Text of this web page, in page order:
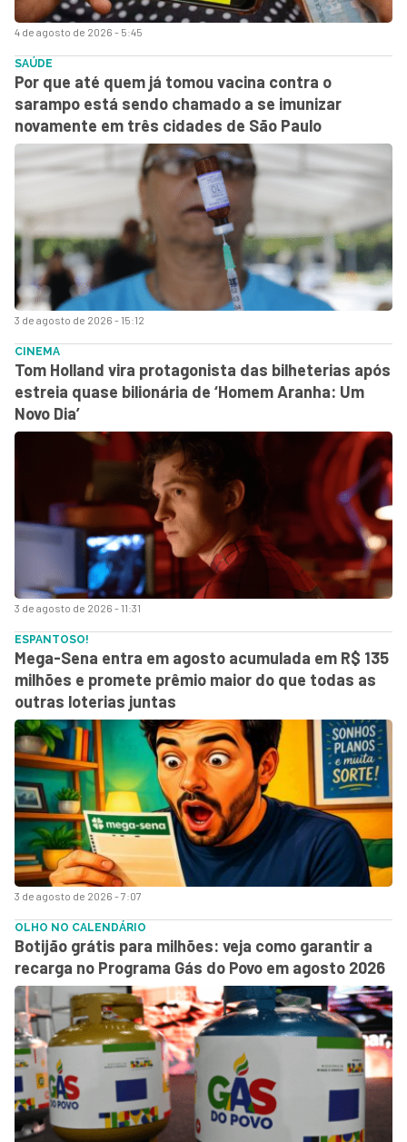
4 de agosto de 2026 - 5:45
3 de agosto de 2026 - 15:12
SAÚDE
Por que até quem já tomou vacina contra o
sarampo está sendo chamado a se imunizar
novamente em três cidades de São Paulo
3 de agosto de 2026 - 11:31
CINEMA
Tom Holland vira protagonista das bilheterias após
estreia quase bilionária de ‘Homem Aranha: Um
Novo Dia’
3 de agosto de 2026 - 7:07
ESPANTOSO!
Mega-Sena entra em agosto acumulada em R$ 135
milhões e promete prêmio maior do que todas as
outras loterias juntas
OLHO NO CALENDÁRIO
Botijão grátis para milhões: veja como garantir a
recarga no Programa Gás do Povo em agosto 2026